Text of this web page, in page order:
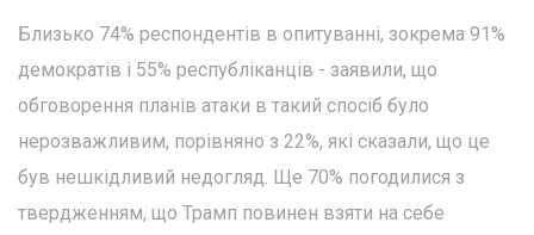
Близько 74% респондентів в опитуванні, зокрема 91%
демократів і 55% республіканців - заявили, що
обговорення планів атаки в такий спосіб було
нерозважливим, порівняно з 22%, які сказали, що це
був нешкідливий недогляд. Ще 70% погодилися з
твердженням, що Трамп повинен взяти на себе